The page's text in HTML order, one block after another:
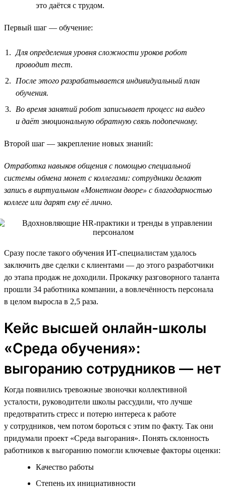
это даётся с трудом.
Первый шаг — обучение:
Для определения уровня сложности уроков робот
проводит тест.
После этого разрабатывается индивидуальный план
обучения.
Во время занятий робот записывает процесс на видео
и даёт эмоциональную обратную связь подопечному.
Второй шаг — закрепление новых знаний:
Отработка навыков общения с помощью специальной
системы обмена монет с коллегами: сотрудники делают
запись в виртуальном «Монетном дворе» с благодарностью
коллеге или дарят ему её лично.
Сразу после такого обучения ИТ-специалистам удалось
заключить две сделки с клиентами — до этого разработчики
до этапа продаж не доходили. Прокачку разговорного таланта
прошли 34 работника компании, а вовлечённость персонала
в целом выросла в 2,5 раза.
Кейс высшей онлайн-школы
«Среда обучения»:
выгоранию сотрудников — нет
Когда появились тревожные звоночки коллективной
усталости, руководители школы рассудили, что лучше
предотвратить стресс и потерю интереса к работе
у сотрудников, чем потом бороться с этим по факту. Так они
придумали проект «Среда выгорания». Понять склонность
работников к выгоранию помогли ключевые факторы оценки:
Качество работы
Степень их инициативности